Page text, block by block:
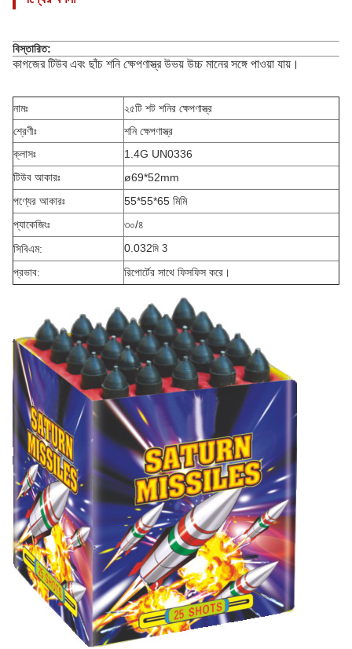
বিস্তারিত:
কাগজের টিউব এবং ছাঁচ শনি ক্ষেপণাস্ত্র উভয় উচ্চ মানের সঙ্গে পাওয়া যায়।
নামঃ
২৫টি শট শনির ক্ষেপণাস্ত্র
শ্রেণীঃ
শনি ক্ষেপণাস্ত্র
ক্লাসঃ
1.4G UN0336
টিউব আকারঃ
ø69*52mm
পণ্যের আকারঃ
55*55*65 মিমি
প্যাকেজিংঃ
৩০/৪
সিবিএম:
0.032মি 3
প্রভাব: রিপোর্টের সাথে ফিসফিস করে।